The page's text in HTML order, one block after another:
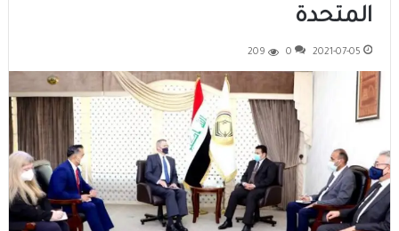
المتحدة
2021-07-05
0
209